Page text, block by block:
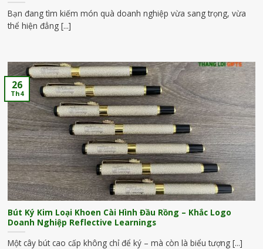
Bạn đang tìm kiếm món quà doanh nghiệp vừa sang trọng, vừa
thể hiện đẳng [...]
Bút Ký Kim Loại Khoen Cài Hình Đầu Rồng – Khắc Logo
Doanh Nghiệp Reflective Learnings
Một cây bút cao cấp không chỉ để ký – mà còn là biểu tượng [...]
26
Th4